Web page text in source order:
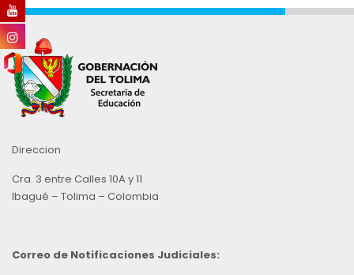
Direccion
Cra. 3 entre Calles 10A y 11
Ibagué – Tolima – Colombia
Correo de Notificaciones Judiciales: